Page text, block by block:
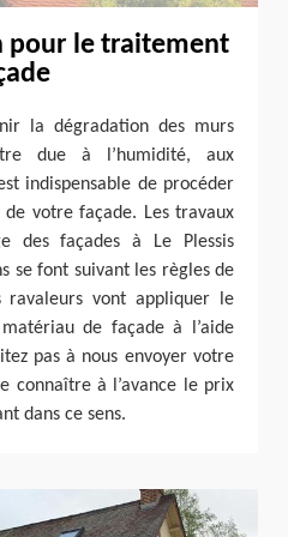
pour le traitement
la dégradation des murs
due à l’humidité, aux
indispensable de procéder
votre façade. Les travaux
des façades à Le Plessis
se font suivant les règles de
ravaleurs vont appliquer le
de façade à l’aide
pas à nous envoyer votre
connaître à l’avance le prix
dans ce sens.